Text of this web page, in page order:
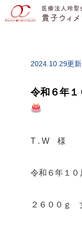
2024.10.29更新
令和６年１
T . W 様
令和６年１
２６００ｇ